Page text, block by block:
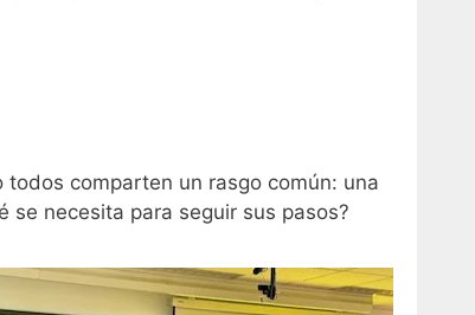
comparten un rasgo común: una
se necesita para seguir sus pasos?